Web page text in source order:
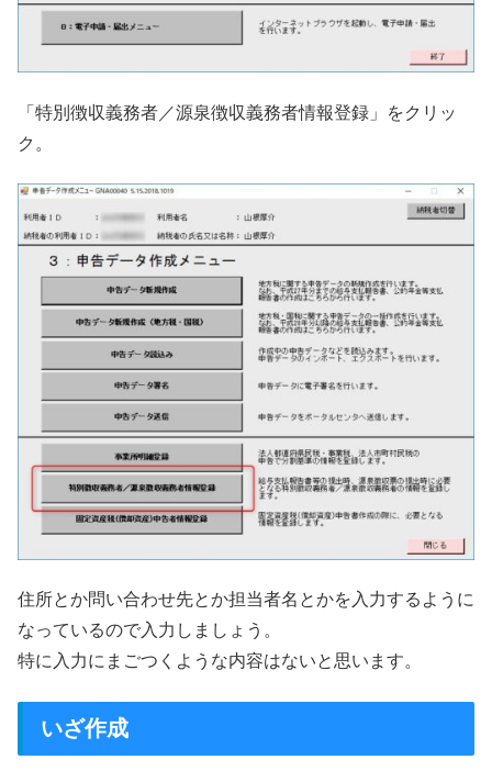
「特別徴収義務者／源泉徴収義務者情報登録」をクリッ
ク。
住所とか問い合わせ先とか担当者名とかを入力するように
なっているので入力しましょう。
特に入力にまごつくような内容はないと思います。
いざ作成